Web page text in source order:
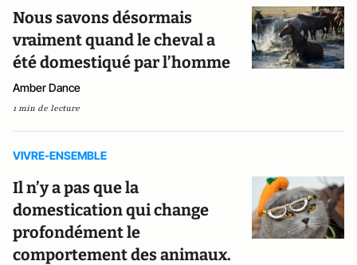
Nous savons désormais
vraiment quand le cheval a
été domestiqué par l’homme
Amber Dance
1 min de lecture
VIVRE-ENSEMBLE
Il n’y a pas que la
domestication qui change
profondément le
comportement des animaux.